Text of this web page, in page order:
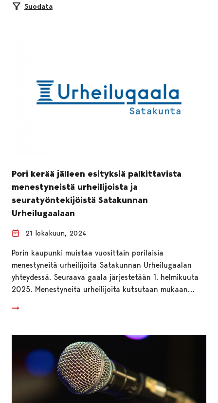
Suodata
Pori kerää jälleen esityksiä palkittavista
menestyneistä urheilijoista ja
seuratyöntekijöistä Satakunnan
Urheilugaalaan
21 lokakuun, 2024
Porin kaupunki muistaa vuosittain porilaisia
menestyneitä urheilijoita Satakunnan Urheilugaalan
yhteydessä. Seuraava gaala järjestetään 1. helmikuuta
2025. Menestyneitä urheilijoita kutsutaan mukaan…